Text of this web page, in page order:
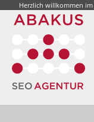
Herzlich willkommen im